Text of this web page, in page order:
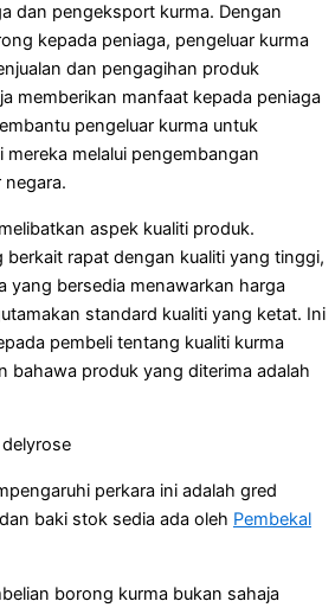
dan pengeksport kurma. Dengan
kepada peniaga, pengeluar kurma
dan pengagihan produk
memberikan manfaat kepada peniaga
pengeluar kurma untuk
melalui pengembangan
negara.
aspek kualiti produk.
berkait rapat dengan kualiti yang tinggi,
yang bersedia menawarkan harga
standard kualiti yang ketat. Ini
pembeli tentang kualiti kurma
bahawa produk yang diterima adalah
perkara ini adalah gred
baki stok sedia ada oleh Pembekal
borong kurma bukan sahaja